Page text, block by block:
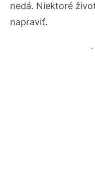
nedá. Niektoré
napraviť.
-